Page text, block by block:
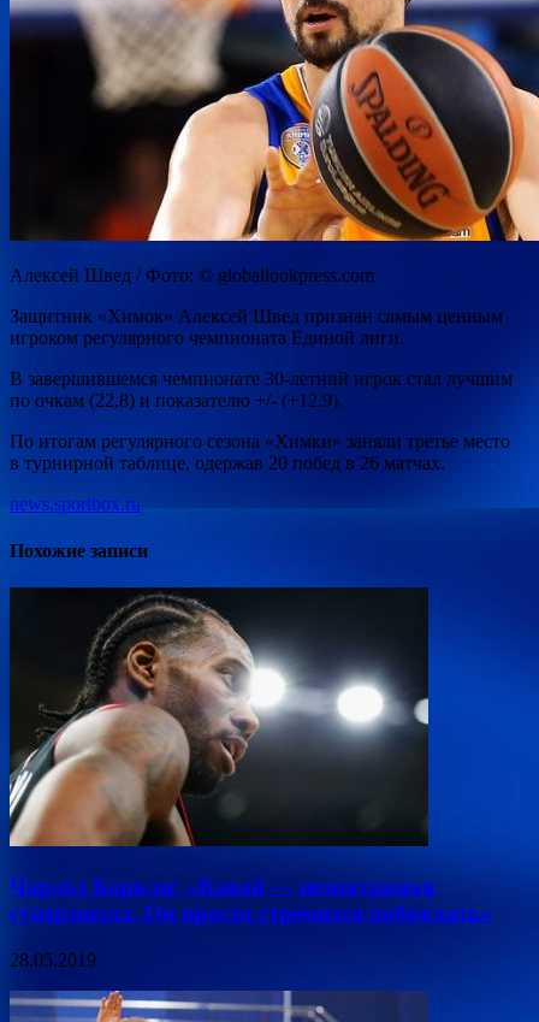
Алексей Швед / Фото: © globallookpress.com
Защитник «Химок» Алексей Швед признан самым ценным
игроком регулярного чемпионата Единой лиги.
В завершившемся чемпионате 30-летний игрок стал лучшим
по очкам (22,8) и показателю +/- (+12.9).
По итогам регулярного сезона «Химки» заняли третье место
в турнирной таблице, одержав 20 побед в 26 матчах.
news.sportbox.ru
Похожие записи
Чарльз Баркли: «Кавай — неэпатажная
суперзвезда. Он просто стремится побеждать»
28.05.2019